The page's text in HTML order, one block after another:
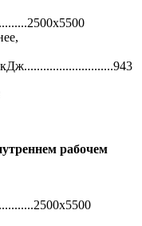
рабочем